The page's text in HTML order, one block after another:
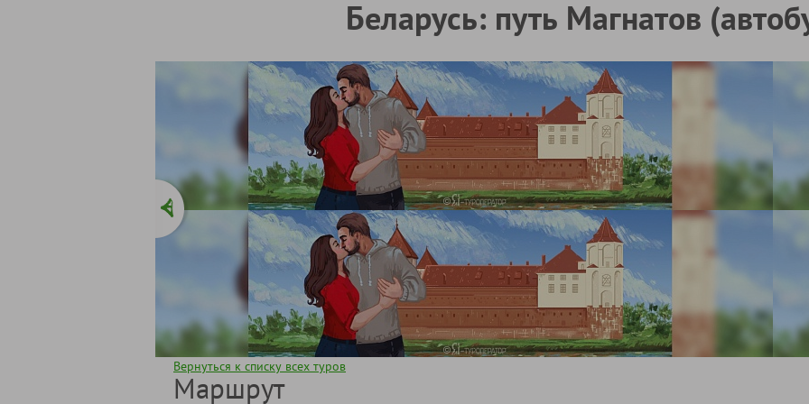
Беларусь: путь Магнатов
Вернуться к списку всех туров
Маршрут